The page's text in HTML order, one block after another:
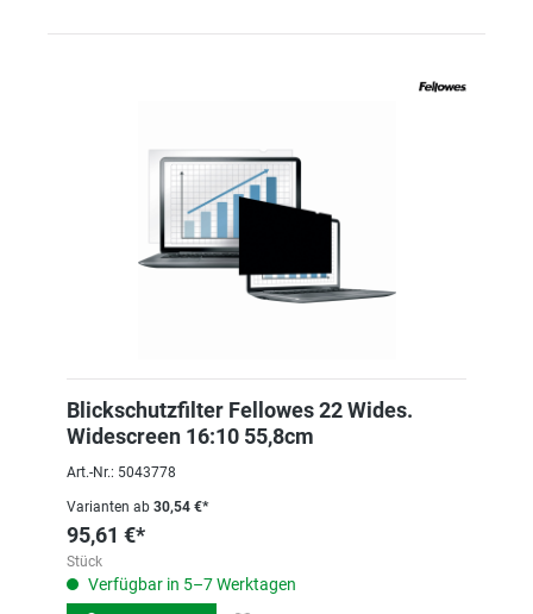
Blickschutzfilter Fellowes 22 Wides.
Widescreen 16:10 55,8cm
Art.-Nr.: 5043778
Varianten ab 30,54 €*
95,61 €*
Stück
Verfügbar in 5–7 Werktagen